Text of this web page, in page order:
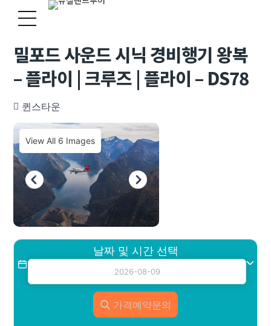
밀포드 사운드 시닉 경비행기 왕복
– 플라이 | 크루즈 | 플라이 – DS78
퀸스타운
View All 6 Images
날짜 및 시간 선택
가격예약문의